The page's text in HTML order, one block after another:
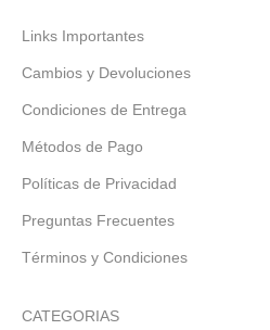
Links Importantes
Cambios y Devoluciones
Condiciones de Entrega
Métodos de Pago
Políticas de Privacidad
Preguntas Frecuentes
Términos y Condiciones
CATEGORIAS